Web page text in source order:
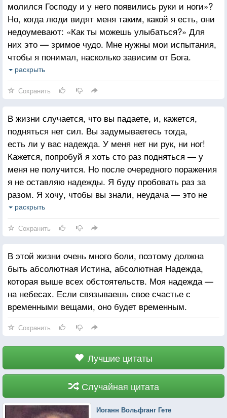
молился Господу и у него появились руки и ноги»?
Но, когда люди видят меня таким, какой я есть, они
недоумевают: «Как ты можешь улыбаться?» Для
них это — зримое чудо. Мне нужны мои испытания,
чтобы я понимал, насколько зависим от Бога.
Другим людям нужно мое свидетельство, что «сила
глаза человека без рук и без ног и видят в них мир,
радость — то, к чему каждый стремится.
раскрыть
Сохранить
В жизни случается, что вы падаете, и, кажется,
подняться нет сил. Вы задумываетесь тогда,
есть ли у вас надежда. У меня нет ни рук, ни ног!
Кажется, попробуй я хоть сто раз подняться — у
меня не получится. Но после очередного поражения
я не оставляю надежды. Я буду пробовать раз за
разом. Я хочу, чтобы вы знали, неудача — это не
конец. Главное — то, как вы финишируете. Вы
найдете в себе силы подняться — вот таким
образом. Он опирается лбом, потом помогает себе
плечами и встает.
раскрыть
Сохранить
В этой жизни очень много боли, поэтому должна
быть абсолютная Истина, абсолютная Надежда,
которая выше всех обстоятельств. Моя надежда —
на небесах. Если связываешь свое счастье с
временными вещами, оно будет временным.
Сохранить
Лучшие цитаты
Случайная цитата
Иоганн Вольфганг Гете